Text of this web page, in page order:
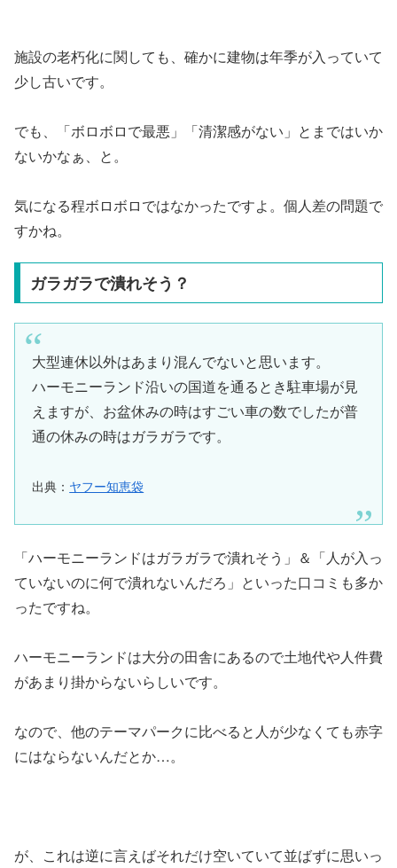
施設の老朽化に関しても、確かに建物は年季が入っていて
少し古いです。
でも、「ボロボロで最悪」「清潔感がない」とまではいか
ないかなぁ、と。
気になる程ボロボロではなかったですよ。個人差の問題で
すかね。
ガラガラで潰れそう？
大型連休以外はあまり混んでないと思います。
ハーモニーランド沿いの国道を通るとき駐車場が見
えますが、お盆休みの時はすごい車の数でしたが普
通の休みの時はガラガラです。
出典： ヤフー知恵袋
「ハーモニーランドはガラガラで潰れそう」＆「人が入っ
ていないのに何で潰れないんだろ」といった口コミも多か
ったですね。
ハーモニーランドは大分の田舎にあるので土地代や人件費
があまり掛からないらしいです。
なので、他のテーマパークに比べると人が少なくても赤字
にはならないんだとか…。
が、これは逆に言えばそれだけ空いていて並ばずに思いっ